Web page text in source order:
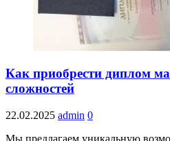
Как приобрести диплом
сложностей
22.02.2025 admin 0
Мы предлагаем уникальную